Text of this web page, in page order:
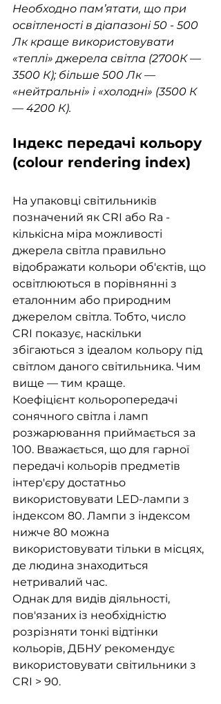
Необходно пам’ятати, що при
освітленості в діапазоні 50 - 500
Лк краще використовувати
«теплі» джерела світла (2700К —
3500 К); більше 500 Лк —
«нейтральні» і «холодні» (3500 К
— 4200 К).
Індекс передачі кольору
(colour rendering index)
На упаковці світильників
позначений як CRI або Ra -
кількісна міра можливості
джерела світла правильно
відображати кольори об'єктів, що
освітлюються в порівнянні з
еталонним або природним
джерелом світла. Тобто, число
CRI показує, наскільки
збігаються з ідеалом кольору під
світлом даного світильника. Чим
вище — тим краще.
Коефіцієнт кольоропередачі
сонячного світла і ламп
розжарювання приймається за
100. Вважається, що для гарної
передачі кольорів предметів
інтер'єру достатньо
використовувати LED-лампи з
індексом 80. Лампи з індексом
нижче 80 можна
використовувати тільки в місцях,
де людина знаходиться
нетривалий час.
Однак для видів діяльності,
пов'язаних із необхідністю
розрізняти тонкі відтінки
кольорів, ДБНУ рекомендує
використовувати світильники з
CRI > 90.